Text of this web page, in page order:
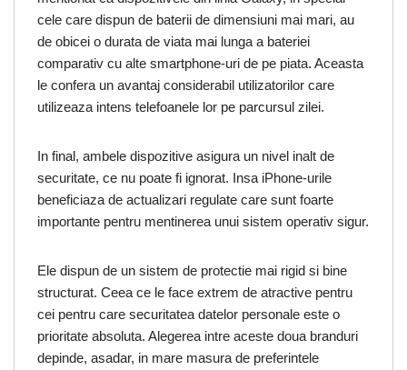
cele care dispun de baterii de dimensiuni mai mari, au
de obicei o durata de viata mai lunga a bateriei
comparativ cu alte smartphone-uri de pe piata. Aceasta
le confera un avantaj considerabil utilizatorilor care
utilizeaza intens telefoanele lor pe parcursul zilei.
In final, ambele dispozitive asigura un nivel inalt de
securitate, ce nu poate fi ignorat. Insa iPhone-urile
beneficiaza de actualizari regulate care sunt foarte
importante pentru mentinerea unui sistem operativ sigur.
Ele dispun de un sistem de protectie mai rigid si bine
structurat. Ceea ce le face extrem de atractive pentru
cei pentru care securitatea datelor personale este o
prioritate absoluta. Alegerea intre aceste doua branduri
depinde, asadar, in mare masura de preferintele